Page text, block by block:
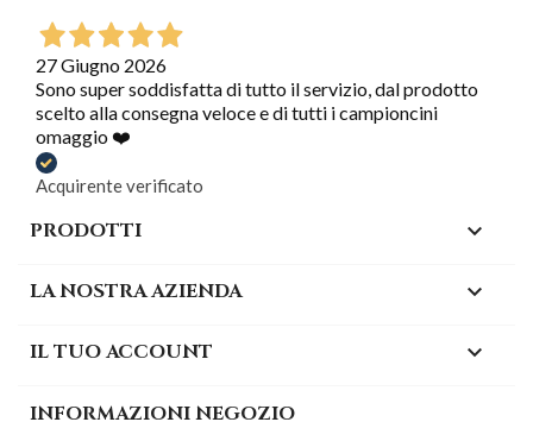
27 Giugno 2026
Sono super soddisfatta di tutto il servizio, dal prodotto
scelto alla consegna veloce e di tutti i campioncini
omaggio ❤️
Acquirente verificato
PRODOTTI 
LA NOSTRA AZIENDA 
IL TUO ACCOUNT 
INFORMAZIONI NEGOZIO